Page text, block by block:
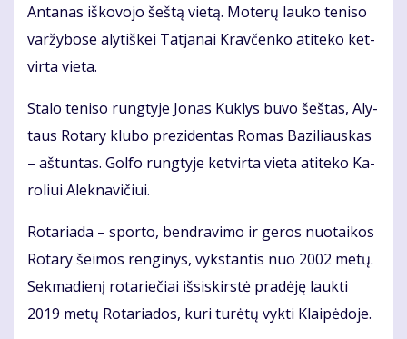
An­ta­nas iš­ko­vo­jo šeš­tą vie­tą. Mo­te­rų lau­ko te­ni­so
var­žy­bo­se aly­tiš­kei Tat­ja­nai Krav­čen­ko ati­te­ko ket­
vir­ta vie­ta.
Sta­lo te­ni­so rung­ty­je Jo­nas Kuk­lys bu­vo šeš­tas, Aly­
taus Ro­ta­ry klu­bo pre­zi­den­tas Ro­mas Ba­zi­liaus­kas
– aš­tun­tas. Gol­fo rung­ty­je ket­vir­ta vie­ta ati­te­ko Ka­
ro­liui Alek­na­vi­čiui.
Ro­ta­ria­da – spor­to, ben­dra­vi­mo ir ge­ros nuo­tai­kos
Ro­ta­ry šei­mos ren­gi­nys, vyks­tan­tis nuo 2002 me­tų.
Sek­ma­die­nį ro­ta­rie­čiai iš­si­skirs­tė pra­dė­ję lauk­ti
2019 me­tų Ro­ta­ria­dos, ku­ri tu­rė­tų vyk­ti Klai­pė­do­je.